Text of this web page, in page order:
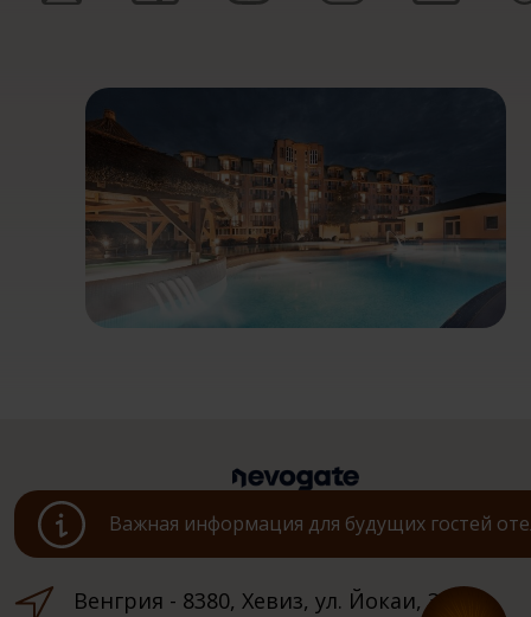
Важная информация для будущих гостей
Венгрия - 8380, Хевиз, ул. Йокаи, 3.